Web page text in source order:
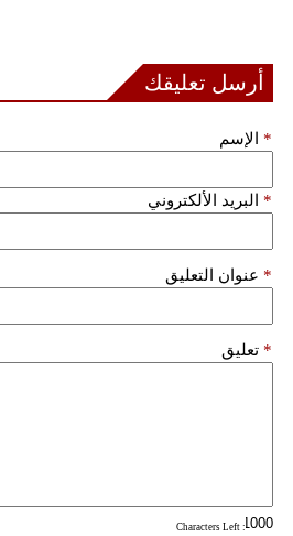
أرسل تعليقك
الإسم *
البريد الألكتروني *
عنوان التعليق *
تعليق *
: Characters Left